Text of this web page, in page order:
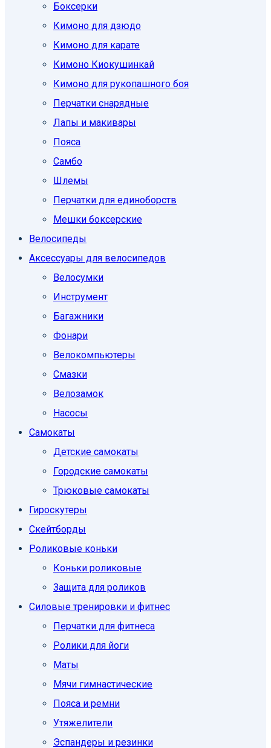
Боксерки
Кимоно для дзюдо
Кимоно для карате
Кимоно Киокушинкай
Кимоно для рукопашного боя
Перчатки снарядные
Лапы и макивары
Пояса
Самбо
Шлемы
Перчатки для единоборств
Мешки боксерские
Велосипеды
Аксессуары для велосипедов
Велосумки
Инструмент
Багажники
Фонари
Велокомпьютеры
Смазки
Велозамок
Насосы
Самокаты
Детские самокаты
Городские самокаты
Трюковые самокаты
Гироскутеры
Скейтборды
Роликовые коньки
Коньки роликовые
Защита для роликов
Силовые тренировки и фитнес
Перчатки для фитнеса
Ролики для йоги
Маты
Мячи гимнастические
Пояса и ремни
Утяжелители
Эспандеры и резинки